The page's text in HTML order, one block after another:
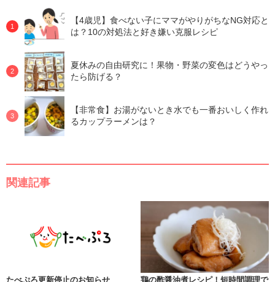
【4歳児】食べない子にママがやりがちなNG対応と
は？10の対処法と好き嫌い克服レシピ
夏休みの自由研究に！果物・野菜の変色はどうやっ
たら防げる？
【非常食】お湯がないとき水でも一番おいしく作れ
るカップラーメンは？
関連記事
たべぷろ更新停止のお知らせ
鶏の酢醤油煮レシピ！短時間調理で